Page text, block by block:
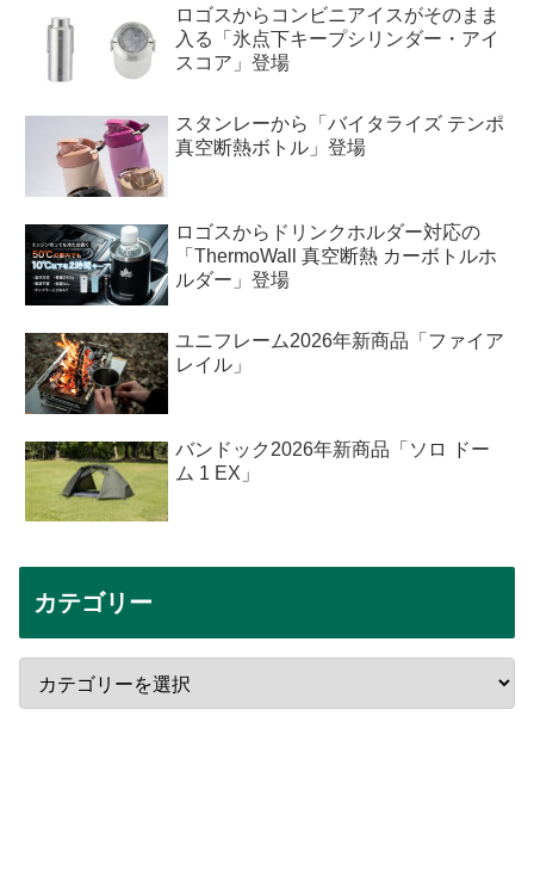
ロゴスからコンビニアイスがそのまま
入る「氷点下キープシリンダー・アイ
スコア」登場
スタンレーから「バイタライズ テンポ
真空断熱ボトル」登場
ロゴスからドリンクホルダー対応の
「ThermoWall 真空断熱 カーボトルホ
ルダー」登場
ユニフレーム2026年新商品「ファイア
レイル」
バンドック2026年新商品「ソロ ドー
ム 1 EX」
カテゴリー